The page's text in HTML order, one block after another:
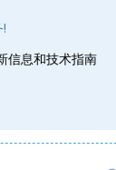
信息和技术指南